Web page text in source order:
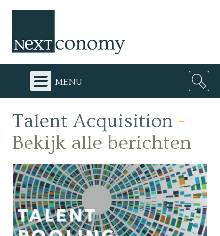
menu
Talent Acquisition -
Bekijk alle berichten